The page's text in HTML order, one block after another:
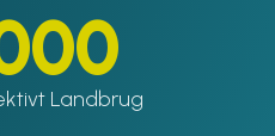
Landbrug